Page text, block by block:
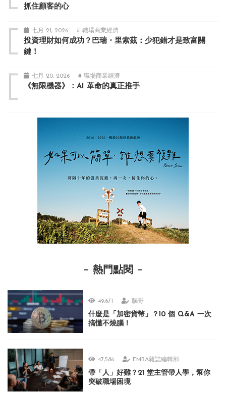
抓住顧客的心
七月 21, 2026 # 職場商業經濟
投資理財如何成功？巴瑞・里索茲：少犯錯才是致富關
鍵！
七月 20, 2026 # 職場商業經濟
《無限機器》：AI 革命的真正推手
熱門點閱
49,671 腦哥
什麼是「加密貨幣」？10 個 Q&A 一次
搞懂不燒腦！
47,586 EMBA雜誌編輯部
帶「人」好難？21 堂主管帶人學，幫你
突破職場困境